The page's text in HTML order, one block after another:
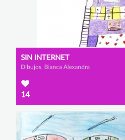
SIN INTERNET
Dibujos, Bianca Alexandra
14